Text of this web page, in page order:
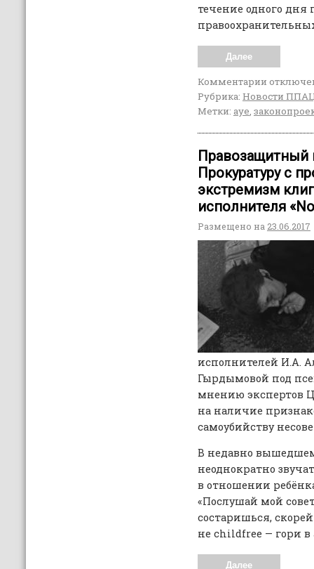
течение одного дня
Далее
Комментарии
Рубрика: Новости
Метки: ауе,
Правозащитный
Прокуратуру с
экстремизм
исполнителя
Размещено на 23.06.2017
исполнителей И.А.
Гырдымовой под
мнению экспертов
на наличие
самоубийству
В недавно
неоднократно
в отношении
«Поcлушай мой
cоcтаришьcя,
не childfree — гори в
Далее